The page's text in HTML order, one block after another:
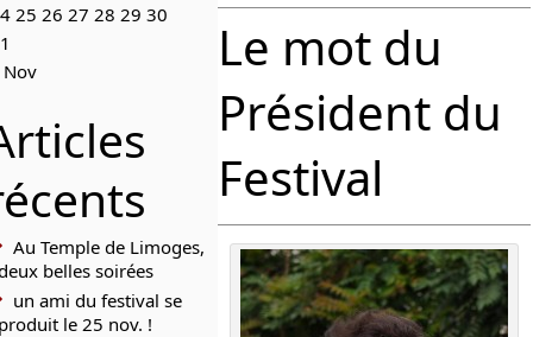
Le mot du
Président du
Festival
Nov
25 26 27 28 29 30
Au Temple de Limoges,
belles soirées
un ami du festival se
le 25 nov. !